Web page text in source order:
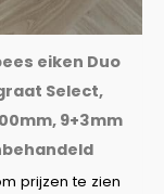
eiken Duo
Select,
9+3mm
prijzen te zien